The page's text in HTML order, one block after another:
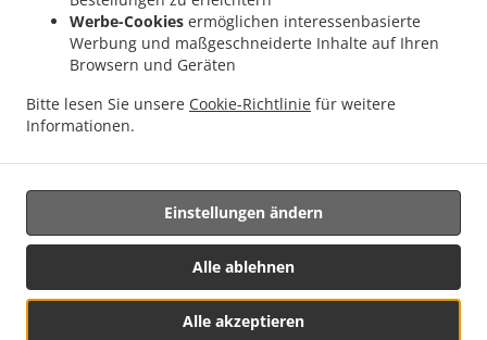
Werbe-Cookies ermöglichen interessenbasierte
Werbung und maßgeschneiderte Inhalte auf Ihren
Browsern und Geräten
Bitte lesen Sie unsere Cookie-Richtlinie für weitere
Informationen.
Alle akzeptieren
Alle ablehnen
Einstellungen ändern
Pizza Lieferservice Großefehn Ostersander . Pizza Lieferservice Großefehn Bietzefeld
Pizza Lieferservice Großefehn
. Pizza Lieferservice Südbrookmerland Moordorf .
Münkeboe . Pizza Lieferservice Südbrookmerland . Pizza Lieferservice Eversmeer
mitnehmen und zum Liefern
Unterstützt von:
: Niko Hoffmeyer | E-Mail: info@flyerindex.de